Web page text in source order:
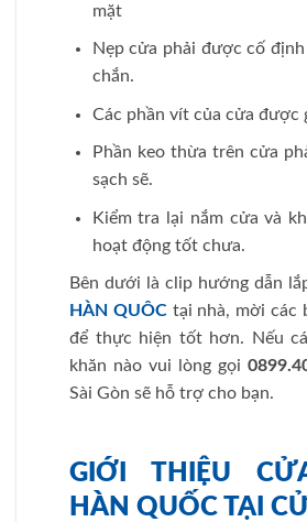
mặt
Nẹp cửa phải được cố
chắn.
Các phần vít của cửa được
Phần keo thừa trên cửa
sạch sẽ.
Kiểm tra lại nắm cửa và
hoạt động tốt chưa.
Bên dưới là clip hướng dẫn
HÀN QUÔCtại nhà, mời các
để thực hiện tốt hơn. Nếu
khăn nào vui lòng gọi
Sài Gòn sẽ hỗ trợ cho bạn.
GIỚI THIỆU
HÀN QUỐC TẠI